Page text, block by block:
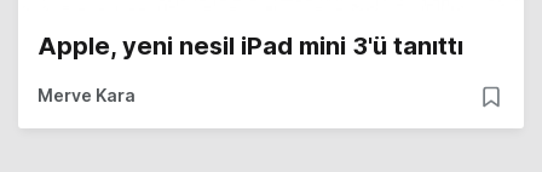
Apple, yeni nesil iPad mini 3'ü tanıttı
Merve Kara